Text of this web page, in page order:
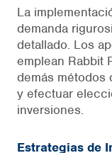
La
demanda
detallado. Los
emplean Rabbit
demás métodos
y efectuar
inversiones.
Estrategias de